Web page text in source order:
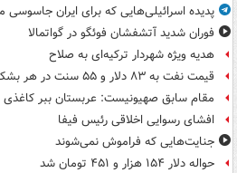
پدیده اسرائیلی‌هایی که برای ایران جاسوسی
فوران شدید آتشفشان فوئگو در گواتمالا
هدیه ویژه شهردار ترکیه‌ای به صلاح
قیمت نفت به ۸۳ دلار و ۵۵ سنت در هر بشکه رسید
مقام سابق صهیونیست: عربستان ببر
افشای رسوایی اخلاقی رئیس فیفا
جنایت‌هایی که فراموش نمی‌شوند
حواله دلار ۱۵۴ هزار و ۴۵۱ تومان شد